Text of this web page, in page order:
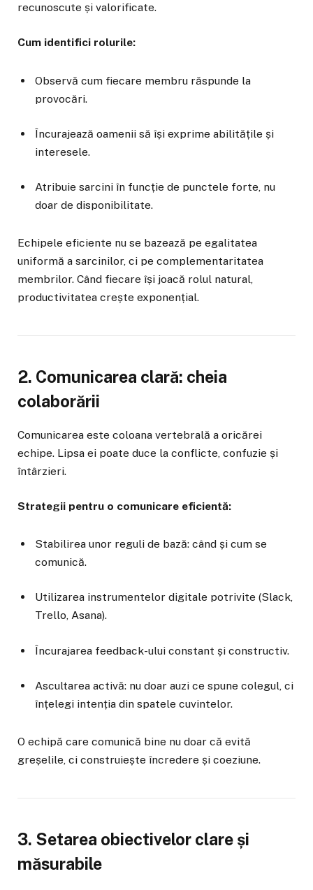
recunoscute și valorificate.
Cum identifici rolurile:
Observă cum fiecare membru răspunde la
provocări.
Încurajează oamenii să își exprime abilitățile și
interesele.
Atribuie sarcini în funcție de punctele forte, nu
doar de disponibilitate.
Echipele eficiente nu se bazează pe egalitatea
uniformă a sarcinilor, ci pe complementaritatea
membrilor. Când fiecare își joacă rolul natural,
productivitatea crește exponențial.
2. Comunicarea clară: cheia
colaborării
Comunicarea este coloana vertebrală a oricărei
echipe. Lipsa ei poate duce la conflicte, confuzie și
întârzieri.
Strategii pentru o comunicare eficientă:
Stabilirea unor reguli de bază: când și cum se
comunică.
Utilizarea instrumentelor digitale potrivite (Slack,
Trello, Asana).
Încurajarea feedback-ului constant și constructiv.
Ascultarea activă: nu doar auzi ce spune colegul, ci
înțelegi intenția din spatele cuvintelor.
O echipă care comunică bine nu doar că evită
greșelile, ci construiește încredere și coeziune.
3. Setarea obiectivelor clare și
măsurabile